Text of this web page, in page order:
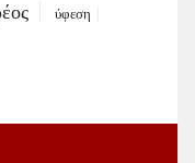
ύφεση